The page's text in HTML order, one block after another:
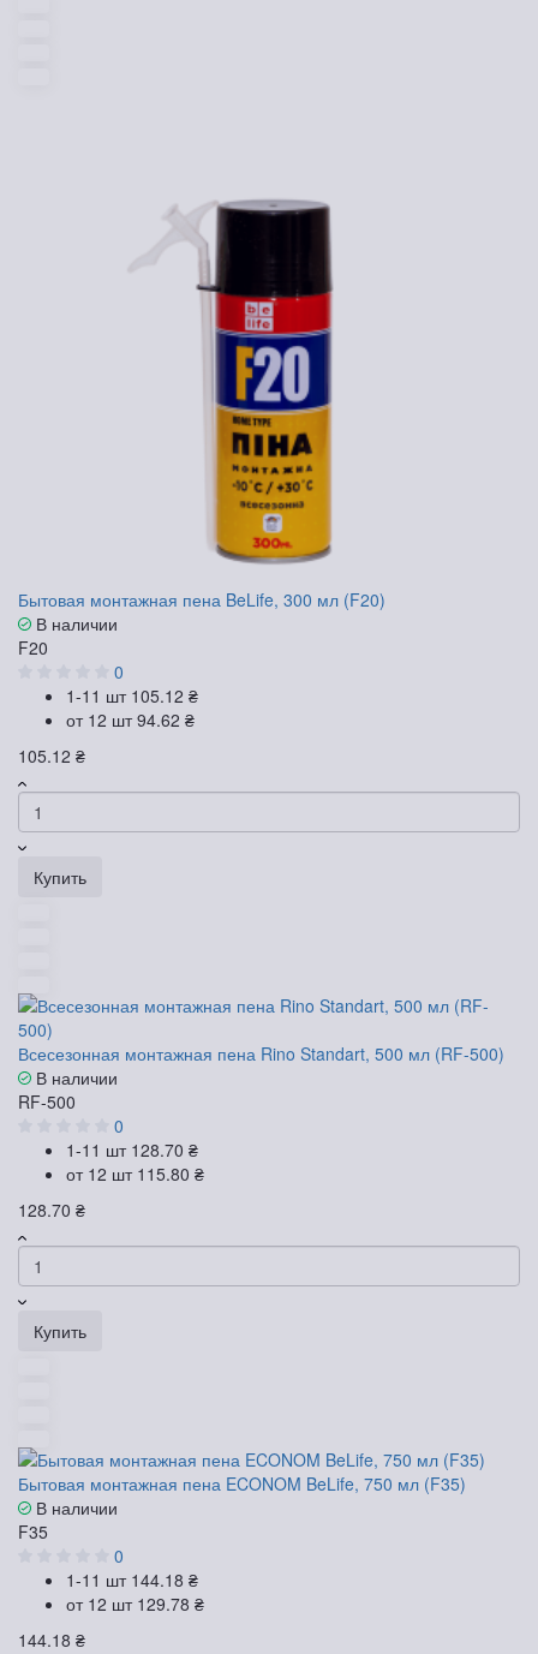
Бытовая монтажная пена BeLife, 300 мл (F20)
В наличии
F20
0
1-11 шт 105.12 ₴
от 12 шт94.62 ₴
105.12 ₴
Купить
Всесезонная монтажная пена Rino Standart, 500 мл (RF-500)
В наличии
RF-500
0
1-11 шт 128.70 ₴
от 12 шт 115.80 ₴
128.70 ₴
Купить
Бытовая монтажная пена ECONOM BeLife, 750 мл (F35)
В наличии
F35
0
1-11 шт 144.18 ₴
от 12 шт 129.78 ₴
144.18 ₴